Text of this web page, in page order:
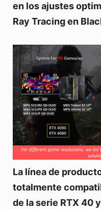
en los ajustes
Ray Tracing en
La línea de
totalmente
de la serie RTX 40